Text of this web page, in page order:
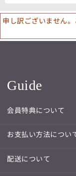
申し訳ございません
Guide
会員特典について
お支払い方法につい
配送について